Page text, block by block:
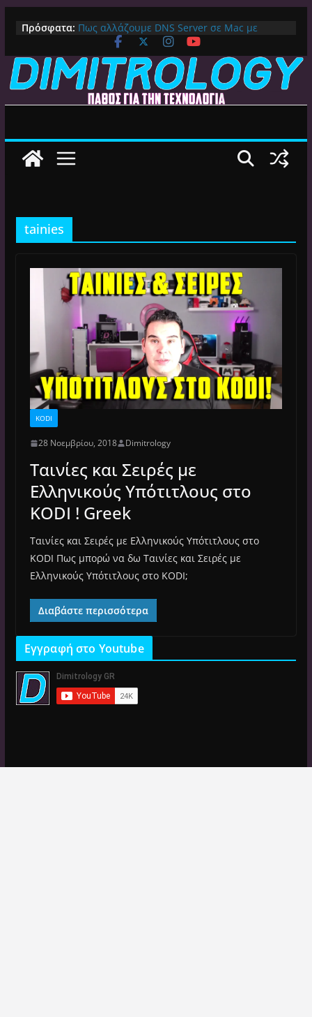
περιεχόμενο
Πρόσφατα: Πως αλλάζουμε DNS Server σε Mac με
MacOS Ventura (Macbook, Mac Mini, iMac,
κλπ)
IPVanish Προσφορά: 83% Έκπτωση στο
Premium VPN – Δες γιατί αξίζει
Alive GR Kodi: Γιατί Δεν Λειτουργεί Πλέον το
Android TV | CX File Explorer, Καθαρισμός
Ο Καλύτερος Launcher για Android TV /
tainies
KODI
28 Νοεμβρίου, 2018 Dimitrology
Ταινίες και Σειρές με
Ελληνικούς Υπότιτλους στο
KODI ! Greek
Ταινίες και Σειρές με Ελληνικούς Υπότιτλους στο
KODI Πως μπορώ να δω Ταινίες και Σειρές με
Ελληνικούς Υπότιτλους στο KODI;
Διαβάστε περισσότερα
Εγγραφή στο Youtube